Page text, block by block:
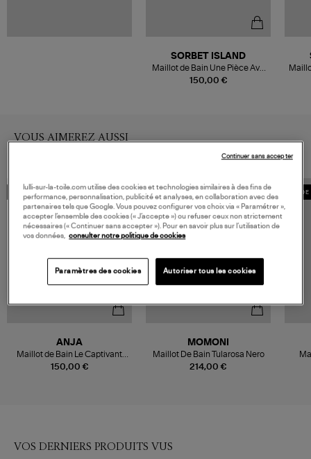
150,00 €
SORBET ISLAND
Maillot de Bain Une Pièce Ava
Noir
VOUS AIMEREZ AUSSI
MADE IN EUROPE
150,00 €
ANJA
Maillot de Bain Le Captivant
Noir
MADE IN EUROPE
214,00 €
MOMONI
Maillot De Bain Tularosa Nero
VOS DERNIERS PRODUITS VUS
lulli-sur-la-toile.com utilise des cookies et technologies similaires à des fins de
performance, personnalisation, publicité et analyses, en collaboration avec des
partenaires tels que Google. Vous pouvez configurer vos choix via « Paramétrer »,
accepter l’ensemble des cookies (« J’accepte ») ou refuser ceux non strictement
nécessaires (« Continuer sans accepter »). Pour en savoir plus sur l’utilisation de
vos données, consulter notre politique de cookies
Paramètres des cookies Autoriser tous les cookies
Continuer sans accepter